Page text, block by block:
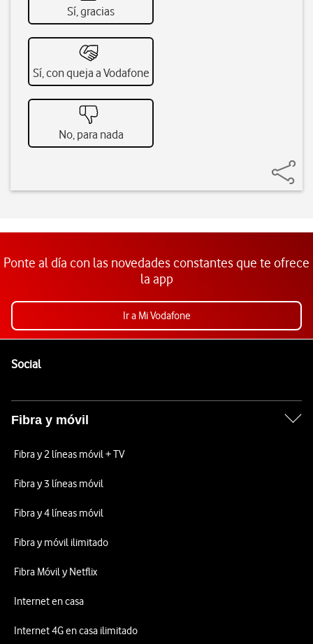
Sí, gracias
Sí, con queja a Vodafone
No, para nada
Ponte al día con las novedades constantes que te ofrece
la app
Ir a Mi Vodafone
SocialEnlaces a las redes sociales de Vodafone
Fibra y móvil
Fibra y 2 líneas móvil + TV
Fibra y 3 líneas móvil
Fibra y 4 líneas móvil
Fibra y móvil ilimitado
Fibra Móvil y Netflix
Internet en casa
Internet 4G en casa ilimitado